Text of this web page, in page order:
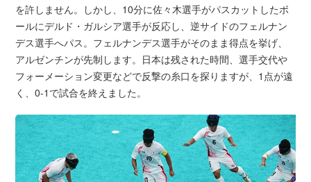
を許しません。しかし、10分に佐々木選手がパスカットしたボ
ールにデルド・ガルシア選手が反応し、逆サイドのフェルナン
デス選手へパス。フェルナンデス選手がそのまま得点を挙げ、
アルゼンチンが先制します。日本は残された時間、選手交代や
フォーメーション変更などで反撃の糸口を探りますが、1点が遠
く、0-1で試合を終えました。